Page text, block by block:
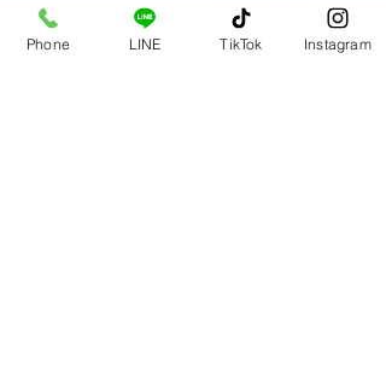
な、相場から
大きくかけ離れた激安業者には裏があ
Phone LINE TikTok Instagram